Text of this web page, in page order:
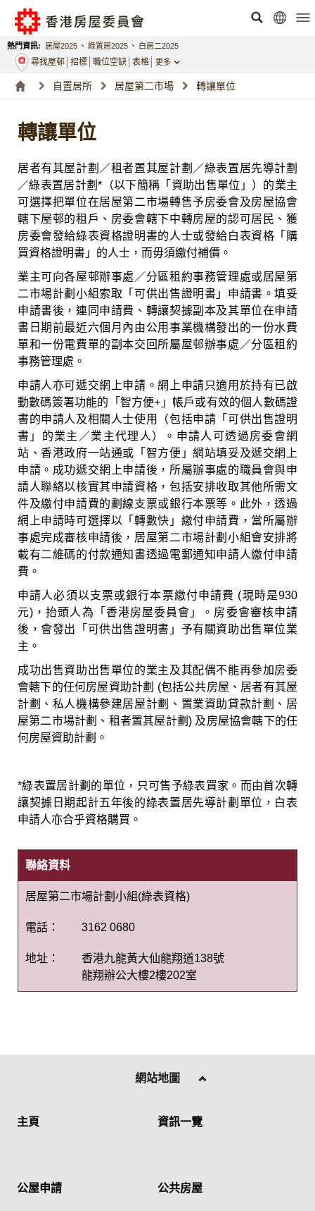
熱門資訊: 居屋2025 、 綠置居2025 、 白居二2025
尋找屋邨 招標 職位空缺 表格 更多
自置居所 居屋第二市場 轉讓單位
轉讓單位
居者有其屋計劃／租者置其屋計劃／綠表置居先導計劃
／綠表置居計劃*（以下簡稱「資助出售單位」）的業主
可選擇把單位在居屋第二市場轉售予房委會及房屋協會
轄下屋邨的租戶、房委會轄下中轉房屋的認可居民、獲
房委會發給綠表資格證明書的人士或發給白表資格「購
買資格證明書」的人士，而毋須繳付補價。
業主可向各屋邨辦事處／分區租約事務管理處或居屋第
二市場計劃小組索取「可供出售證明書」申請書。填妥
申請書後，連同申請費、轉讓契據副本及其單位在申請
書日期前最近六個月內由公用事業機構發出的一份水費
單和一份電費單的副本交回所屬屋邨辦事處／分區租約
事務管理處。
申請人亦可遞交網上申請。網上申請只適用於持有已啟
動數碼簽署功能的「智方便+」帳戶或有效的個人數碼證
書的申請人及相關人士使用（包括申請「可供出售證明
書」的業主／業主代理人）。申請人可透過房委會網
站、香港政府一站通或「智方便」網站填妥及遞交網上
申請。成功遞交網上申請後，所屬辦事處的職員會與申
請人聯絡以核實其申請資格，包括安排收取其他所需文
件及繳付申請費的劃線支票或銀行本票等。此外，透過
網上申請時可選擇以「轉數快」繳付申請費，當所屬辦
事處完成審核申請後，居屋第二市場計劃小組會安排將
載有二維碼的付款通知書透過電郵通知申請人繳付申請
費。
申請人必須以支票或銀行本票繳付申請費 (現時是930
元)，抬頭人為「香港房屋委員會」。房委會審核申請
後，會發出「可供出售證明書」予有關資助出售單位業
主。
成功出售資助出售單位的業主及其配偶不能再參加房委
會轄下的任何房屋資助計劃 (包括公共房屋、居者有其屋
計劃、私人機構參建居屋計劃、置業資助貸款計劃、居
屋第二市場計劃、租者置其屋計劃) 及房屋協會轄下的任
何房屋資助計劃。
*綠表置居計劃的單位，只可售予綠表買家。而由首次轉
讓契據日期起計五年後的綠表置居先導計劃單位，白表
申請人亦合乎資格購買。
聯絡資料
居屋第二市場計劃小組(綠表資格)
電話： 3162 0680
地址：
香港九龍黃大仙龍翔道138號
龍翔辦公大樓2樓202室
網站地圖
主頁 資訊一覽
公屋申請 公共房屋